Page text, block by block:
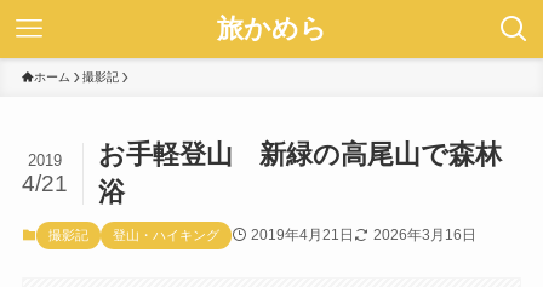
旅かめら
ホーム 撮影記
お手軽登山 新緑の高尾山で森林
浴
2019
4/21
撮影記 登山・ハイキング 2019年4月21日 2026年3月16日